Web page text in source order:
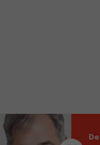
locale vous sont